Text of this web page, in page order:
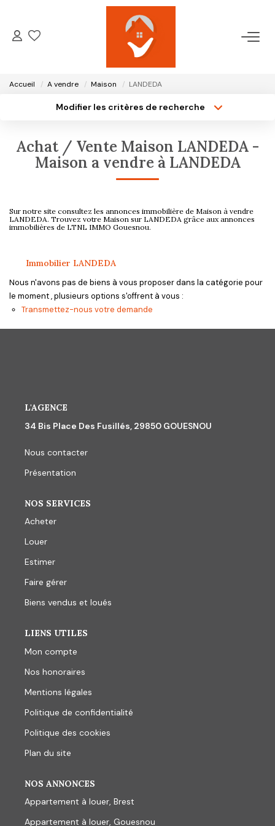
ACCUEIL
LOCATIONS
GESTION LOCATIVE
CONTACT
Accueil A vendre Maison LANDEDA
Modifier les critères de recherche
Sélectionnez...
Type de bien
Surface min
Créer une alerte
Achat / Vente Maison LANDEDA -
Maison a vendre à LANDEDA
Sur notre site consultez les annonces immobilière de Maison à vendre
LANDEDA. Trouvez votre Maison sur LANDEDA grâce aux annonces
immobilières de LTNL IMMO Gouesnou.
Immobilier LANDEDA
Nous n'avons pas de biens à vous proposer dans la catégorie pour
le moment , plusieurs options s'offrent à vous :
Transmettez-nous votre demande
L'AGENCE
34 Bis Place Des Fusillés, 29850 GOUESNOU
Nous contacter
Présentation
NOS SERVICES
Acheter
Louer
Estimer
Faire gérer
Biens vendus et loués
LIENS UTILES
Mon compte
Nos honoraires
Mentions légales
Politique de confidentialité
Politique des cookies
Plan du site
NOS ANNONCES
Appartement à louer, Brest
Appartement à louer, Gouesnou